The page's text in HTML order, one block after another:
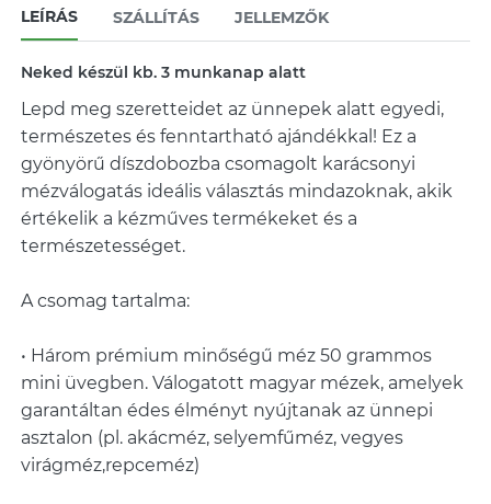
LEÍRÁS SZÁLLÍTÁS JELLEMZŐK
Neked készül kb. 3 munkanap alatt
Lepd meg szeretteidet az ünnepek alatt egyedi,
természetes és fenntartható ajándékkal! Ez a
gyönyörű díszdobozba csomagolt karácsonyi
mézválogatás ideális választás mindazoknak, akik
értékelik a kézműves termékeket és a
természetességet.
A csomag tartalma:
• Három prémium minőségű méz 50 grammos
mini üvegben. Válogatott magyar mézek, amelyek
garantáltan édes élményt nyújtanak az ünnepi
asztalon (pl. akácméz, selyemfűméz, vegyes
virágméz,repceméz)